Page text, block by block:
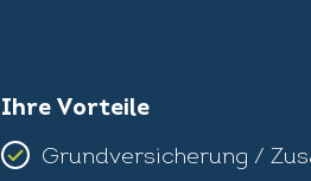
Ihre Vorteile
Grundversicherung /